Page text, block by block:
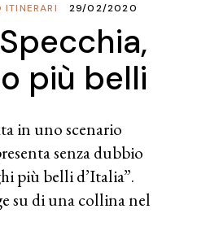
ITINERARI 29/02/2020
più belli
in uno scenario
senza dubbio
più belli d’Italia”.
su di una collina nel